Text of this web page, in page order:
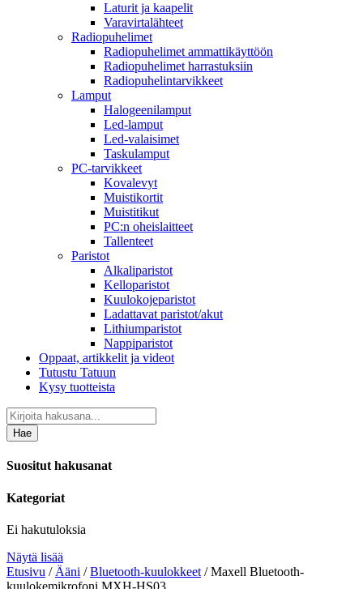
Laturit ja kaapelit
Varavirtalähteet
Radiopuhelimet
Radiopuhelimet ammattikäyttöön
Radiopuhelimet harrastuksiin
Radiopuhelintarvikkeet
Lamput
Halogeenilamput
Led-lamput
Led-valaisimet
Taskulamput
PC-tarvikkeet
Kovalevyt
Muistikortit
Muistitikut
PC:n oheislaitteet
Tallenteet
Paristot
Alkaliparistot
Kelloparistot
Kuulokojeparistot
Ladattavat paristot/akut
Lithiumparistot
Nappiparistot
Oppaat, artikkelit ja videot
Tutustu Tatuun
Kysy tuotteista
Hae
Suositut hakusanat
Kategoriat
Ei hakutuloksia
Näytä lisää
Etusivu / Ääni /Bluetooth-kuulokkeet / Maxell Bluetooth-
kuulokemikrofoni MXH-HS03